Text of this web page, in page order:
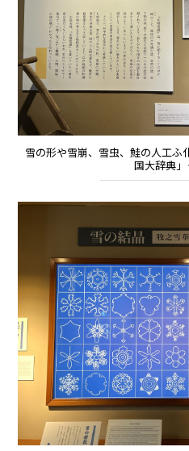
雪の形や雪崩、雪虫、鮭の人工
国大辞典」